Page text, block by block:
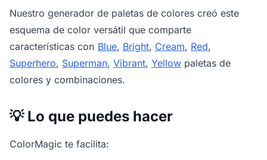
Nuestro generador de paletas de colores creó este
esquema de color versátil que comparte
características con Blue, Bright, Cream, Red,
Superhero, Superman, Vibrant, Yellow paletas de
colores y combinaciones.
💡 Lo que puedes hacer
ColorMagic te facilita: